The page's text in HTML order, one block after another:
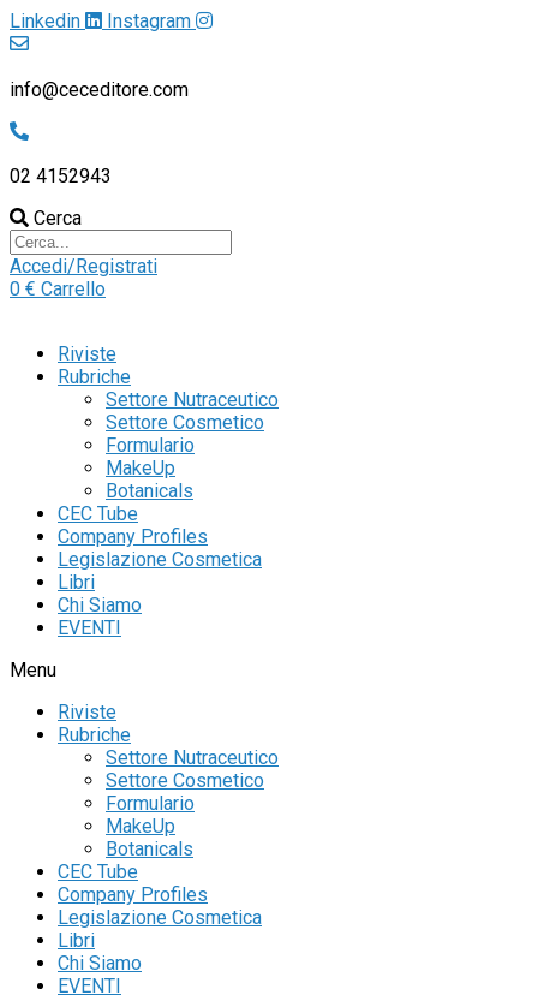
Linkedin Instagram
info@ceceditore.com
02 4152943
Cerca
Accedi/Registrati
0 € Carrello
Riviste
Rubriche
Settore Nutraceutico
Settore Cosmetico
Formulario
MakeUp
Botanicals
CEC Tube
Company Profiles
Legislazione Cosmetica
Libri
Chi Siamo
EVENTI
Menu
Riviste
Rubriche
Settore Nutraceutico
Settore Cosmetico
Formulario
MakeUp
Botanicals
CEC Tube
Company Profiles
Legislazione Cosmetica
Libri
Chi Siamo
EVENTI